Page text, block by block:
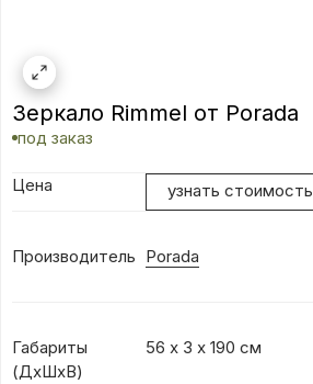
Зеркало Rimmel от Porada
под заказ
Цена узнать стоимость
Производитель Porada
Габариты
(ДхШхВ)
56 х 3 х 190 см